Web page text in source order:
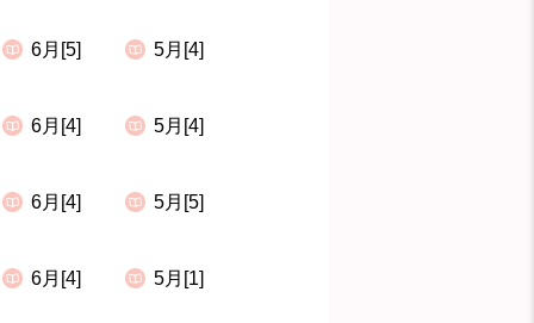
6月[5] 5月[4]
6月[4] 5月[4]
6月[4] 5月[5]
6月[4] 5月[1]